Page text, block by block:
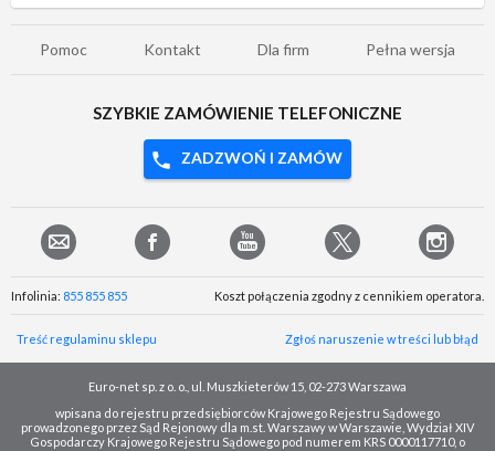
Pomoc Kontakt Dla firm Pełna wersja
SZYBKIE ZAMÓWIENIE TELEFONICZNE
ZADZWOŃ I ZAMÓW
Infolinia: 855 855 855 Koszt połączenia zgodny z cennikiem operatora.
Treść regulaminu sklepu Zgłoś naruszenie w treści lub błąd
Euro-net sp. z o. o., ul. Muszkieterów 15, 02-273 Warszawa
wpisana do rejestru przedsiębiorców Krajowego Rejestru Sądowego
prowadzonego przez Sąd Rejonowy dla m.st. Warszawy w Warszawie, Wydział XIV
Gospodarczy Krajowego Rejestru Sądowego pod numerem KRS 0000117710, o